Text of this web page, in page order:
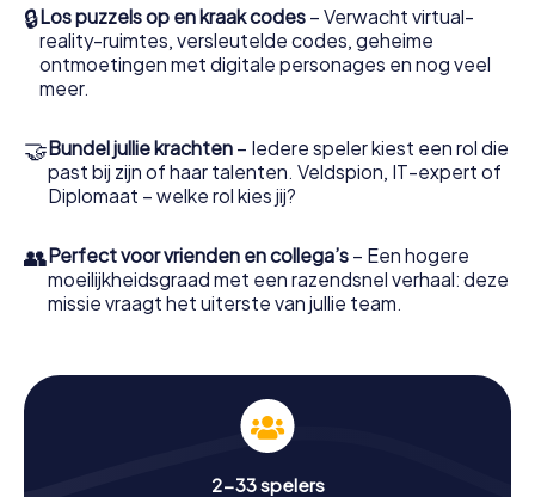
wereld van spionage en geheime agenten en verander
Grugliasco in een escaperoom in de buitenlucht!
🔒Los puzzels op en kraak codes – Verwacht virtual-
reality-ruimtes, versleutelde codes, geheime
ontmoetingen met digitale personages en nog veel
meer.
🤝Bundel jullie krachten – Iedere speler kiest een rol die
past bij zijn of haar talenten. Veldspion, IT-expert of
Diplomaat – welke rol kies jij?
👥Perfect voor vrienden en collega’s – Een hogere
moeilijkheidsgraad met een razendsnel verhaal: deze
missie vraagt het uiterste van jullie team.
2-33 spelers